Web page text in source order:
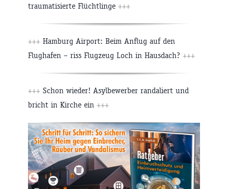
traumatisierte Flüchtlinge +++
+++ Hamburg Airport: Beim Anflug auf den
Flughafen – riss Flugzeug Loch in Hausdach? +++
+++ Schon wieder! Asylbewerber randaliert und
bricht in Kirche ein +++